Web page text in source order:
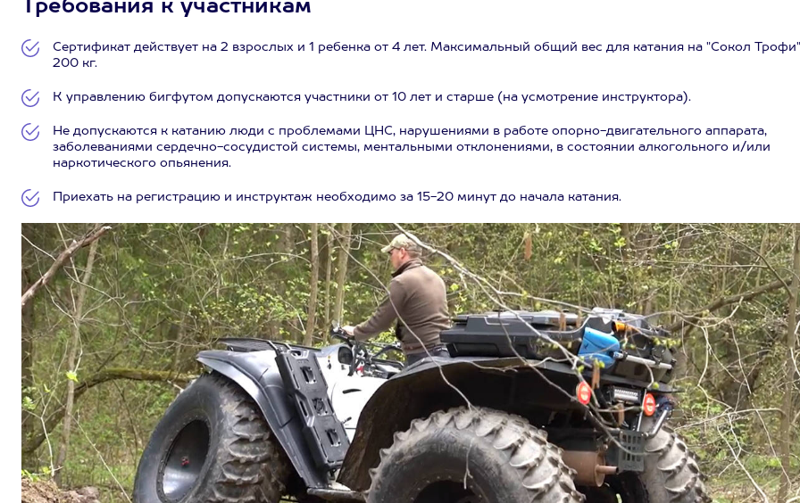
Требования к участникам
Сертификат действует на 2 взрослых и 1 ребенка от 4 лет. Максимальный общий вес для катания на "Сокол
200 кг.
К управлению бигфутом допускаются участники от 10 лет и старше (на усмотрение инструктора).
Не допускаются к катанию люди с проблемами ЦНС, нарушениями в работе опорно-двигательного аппарата,
заболеваниями сердечно-сосудистой системы, ментальными отклонениями, в состоянии алкогольного и/или
наркотического опьянения.
Приехать на регистрацию и инструктаж необходимо за 15-20 минут до начала катания.